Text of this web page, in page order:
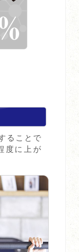
ることで
度に上が